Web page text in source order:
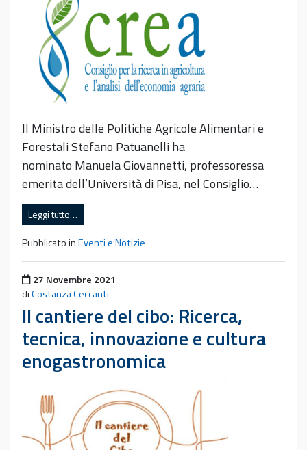
Il Ministro delle Politiche Agricole Alimentari e
Forestali Stefano Patuanelli ha
nominato Manuela Giovannetti, professoressa
emerita dell’Università di Pisa, nel Consiglio…
Leggi tutto…
Pubblicato inEventi e Notizie
Pubblicato il
27 Novembre 2021
diCostanza Ceccanti
Il cantiere del cibo: Ricerca,
tecnica, innovazione e cultura
enogastronomica